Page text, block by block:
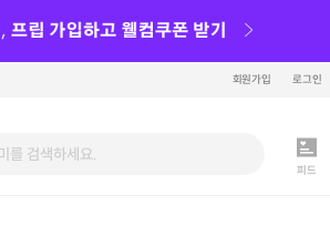
회원가입 로그인
피드